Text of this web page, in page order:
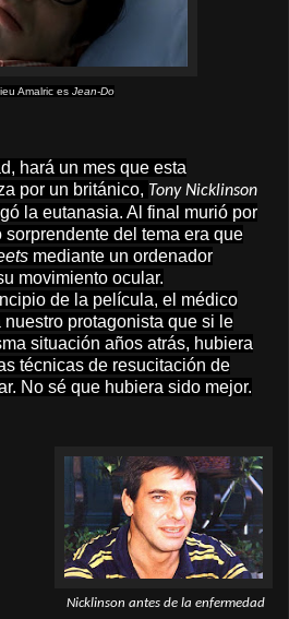
Amalric es Jean-Do
hará un mes que esta
por un británico, Tony Nicklinson
la eutanasia. Al final murió por
del tema era que
mediante un ordenador
movimiento ocular.
de la película, el médico
protagonista que si le
situación años atrás, hubiera
técnicas de resucitación de
No sé que hubiera sido mejor.
Nicklinson antes de la enfermedad